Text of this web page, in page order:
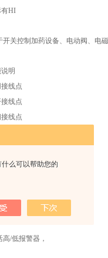
么可以帮助您的
有HI
关控制加药设备、电动阀、电磁
明
线点
线点
线点
明
接线点
高/低报警器，